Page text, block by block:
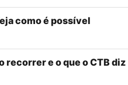
como é possível
recorrer e o que o CTB diz